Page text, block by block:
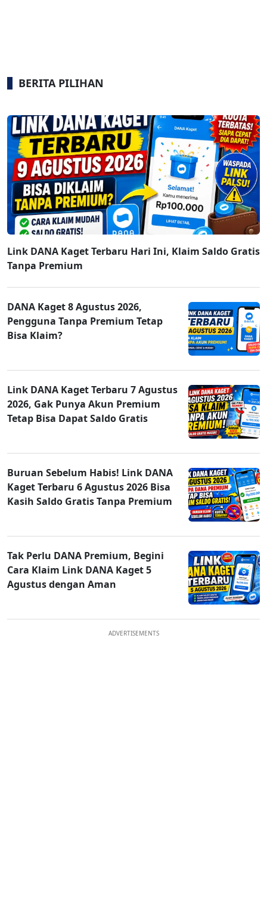
BERITA PILIHAN
Link DANA Kaget Terbaru Hari Ini, Klaim Saldo Gratis
Tanpa Premium
DANA Kaget 8 Agustus 2026,
Pengguna Tanpa Premium Tetap
Bisa Klaim?
Link DANA Kaget Terbaru 7 Agustus
2026, Gak Punya Akun Premium
Tetap Bisa Dapat Saldo Gratis
Buruan Sebelum Habis! Link DANA
Kaget Terbaru 6 Agustus 2026 Bisa
Kasih Saldo Gratis Tanpa Premium
Tak Perlu DANA Premium, Begini
Cara Klaim Link DANA Kaget 5
Agustus dengan Aman
ADVERTISEMENTS